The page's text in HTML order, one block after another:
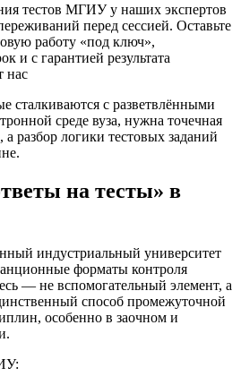
тестов МГИУ у наших экспертов
перед сессией. Оставьте
работу «под ключ»,
и с гарантией результата
нас
сталкиваются с разветвлёнными
среде вуза, нужна точечная
разбор логики тестовых заданий
на тесты» в
индустриальный университет
форматы контроля
— не вспомогательный элемент, а
способ промежуточной
особенно в заочном и